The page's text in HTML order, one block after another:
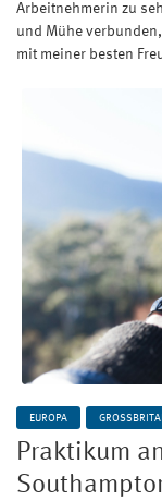
Arbeitnehmerin zu
und Mühe
mit meiner besten
EUROPA
Praktikum